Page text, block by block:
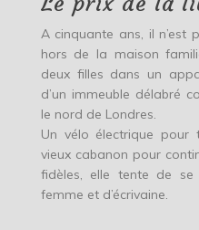
A cinquante ans, il n’est
hors de la maison
deux filles dans un
d’un immeuble délabré
le nord de Londres.
Un vélo électrique pour
vieux cabanon pour
fidèles, elle tente de
femme et d’écrivaine.